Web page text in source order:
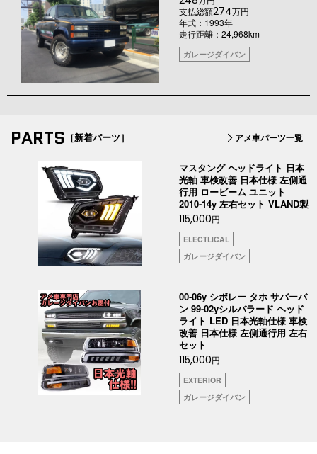
支払総額274万円
年式：1993年
走行距離：24,968km
ガレージダイバン
PARTS ［新着パーツ］ アメ車パーツ一覧
マスタング ヘッドライト 日本
光軸 車検改善 日本仕様 左側通
行用 ロービーム ユニット
2010-14y 左右セット VLAND製
115,000円
ELECTLICAL
ガレージダイバン
00-06y シボレー タホ サバーバ
ン 99-02yシルバラード ヘッド
ライト LED 日本光軸仕様 車検
改善 日本仕様 左側通行用 左右
セット
115,000円
EXTERIOR
ガレージダイバン